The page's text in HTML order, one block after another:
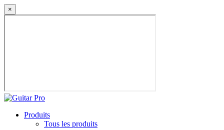
×
Produits
Tous les produits